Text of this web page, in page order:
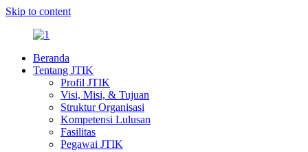
Skip to content
Beranda
Tentang JTIK
Profil JTIK
Visi, Misi, & Tujuan
Struktur Organisasi
Kompetensi Lulusan
Fasilitas
Pegawai JTIK